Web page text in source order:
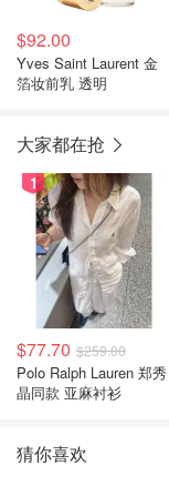
$92.00
Yves Saint Laurent 金
箔妆前乳 透明
大家都在抢
1
$77.70 $259.00
Polo Ralph Lauren 郑秀
晶同款 亚麻衬衫
猜你喜欢